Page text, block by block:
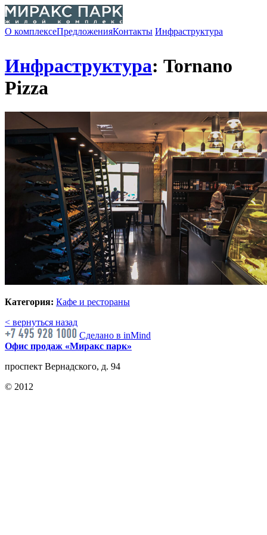
О комплексеПредложенияКонтакты Инфраструктура
Инфраструктура: Tornano
Pizza
Категория: Кафе и рестораны
< вернуться назад
Сделано в inMind
Офис продаж «Миракс парк»
проспект Вернадского, д. 94
© 2012